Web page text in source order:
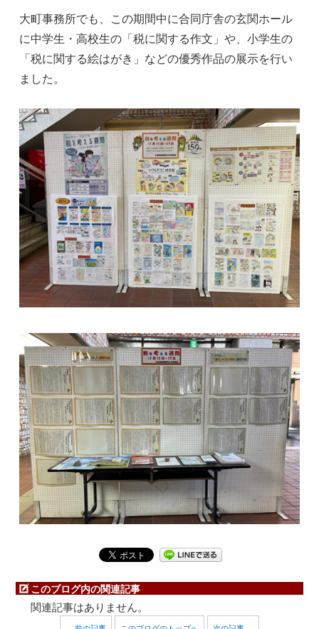
大町事務所でも、この期間中に合同庁舎の玄関ホール
に中学生・高校生の「税に関する作文」や、小学生の
「税に関する絵はがき」などの優秀作品の展示を行い
ました。
このブログ内の関連記事
関連記事はありません。